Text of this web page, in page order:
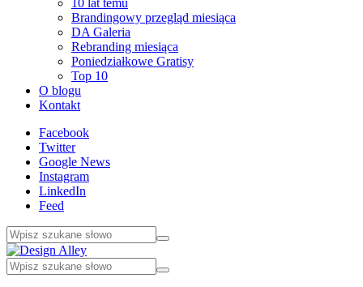
10 lat temu
Brandingowy przegląd miesiąca
DA Galeria
Rebranding miesiąca
Poniedziałkowe Gratisy
Top 10
O blogu
Kontakt
Facebook
Twitter
Google News
Instagram
LinkedIn
Feed